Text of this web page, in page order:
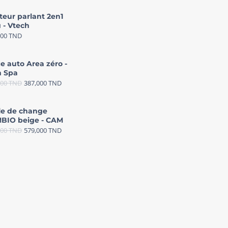
parlant 2en1
- Vtech
TND
auto Area zéro -
Spa
TND 387,000TND
de change
beige - CAM
TND 579,000TND